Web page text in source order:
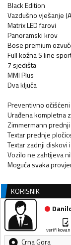
Black Edition
Vazdušno vješanje
Matrix LED farovi
Panoramski krov
Bose premium
Full kožna S line
7 sjedišta
MMI Plus
Dva ključa
Preventivno očišćeni
Urađena kompletna
Zimmermann
Textar prednje
Textar zadnji diskovi
Vozilo ne zahtijeva
Moguća svaka
KORISNIK
Crna Gora